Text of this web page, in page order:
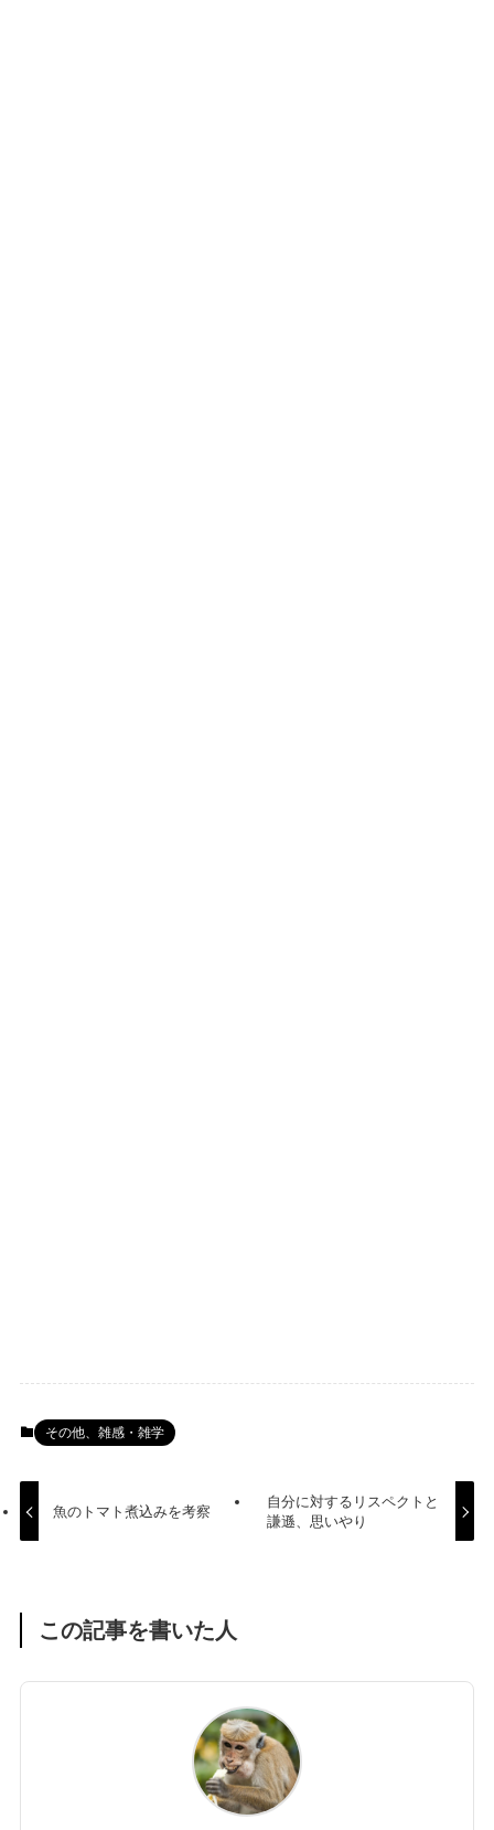
その他、雑感・雑学
魚のトマト煮込みを考察
自分に対するリスペクトと
謙遜、思いやり
この記事を書いた人